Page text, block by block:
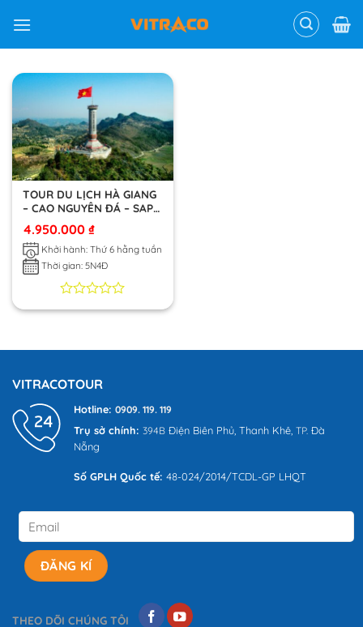
content
TOUR DU LỊCH HÀ GIANG
– CAO NGUYÊN ĐÁ – SAPA
– FANSIPAN
4.950.000₫
Khởi hành: Thứ 6 hằng tuần
Thời gian: 5N4Đ
0
0
giá
VITRACOTOUR
Hotline: 0909. 119. 119
Trụ sở chính: 394B Điện Biên Phủ, Thanh Khê, TP. Đà
Nẵng
Số GPLH Quốc tế: 48-024/2014/TCDL-GP LHQT
THEO DÕI CHÚNG TÔI